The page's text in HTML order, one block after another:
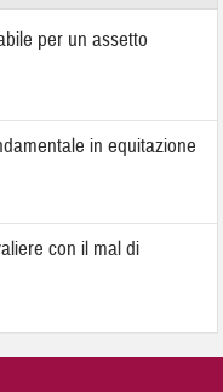
per un assetto
in equitazione
con il mal di